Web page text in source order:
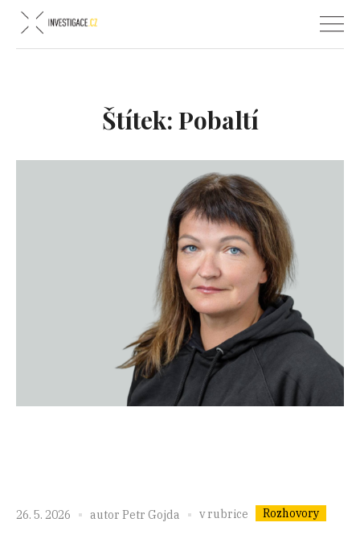
Štítek: Pobaltí
26. 5. 2026 autor Petr Gojda v rubrice Rozhovory